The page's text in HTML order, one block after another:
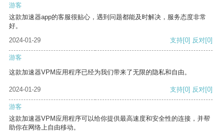
游客
这款加速器app的客服很贴心，遇到问题都能及时解决，服务态度非常
好。
2024-01-29
支持[0] 反对[0]
游客
这款加速器VPM应用程序已经为我们带来了无限的隐私和自由。
2024-01-29 支持[0] 反对[0]
游客
这款加速器VPM应用程序可以给你提供最高速度和安全性的连接，并帮
助你在网络上自由移动。